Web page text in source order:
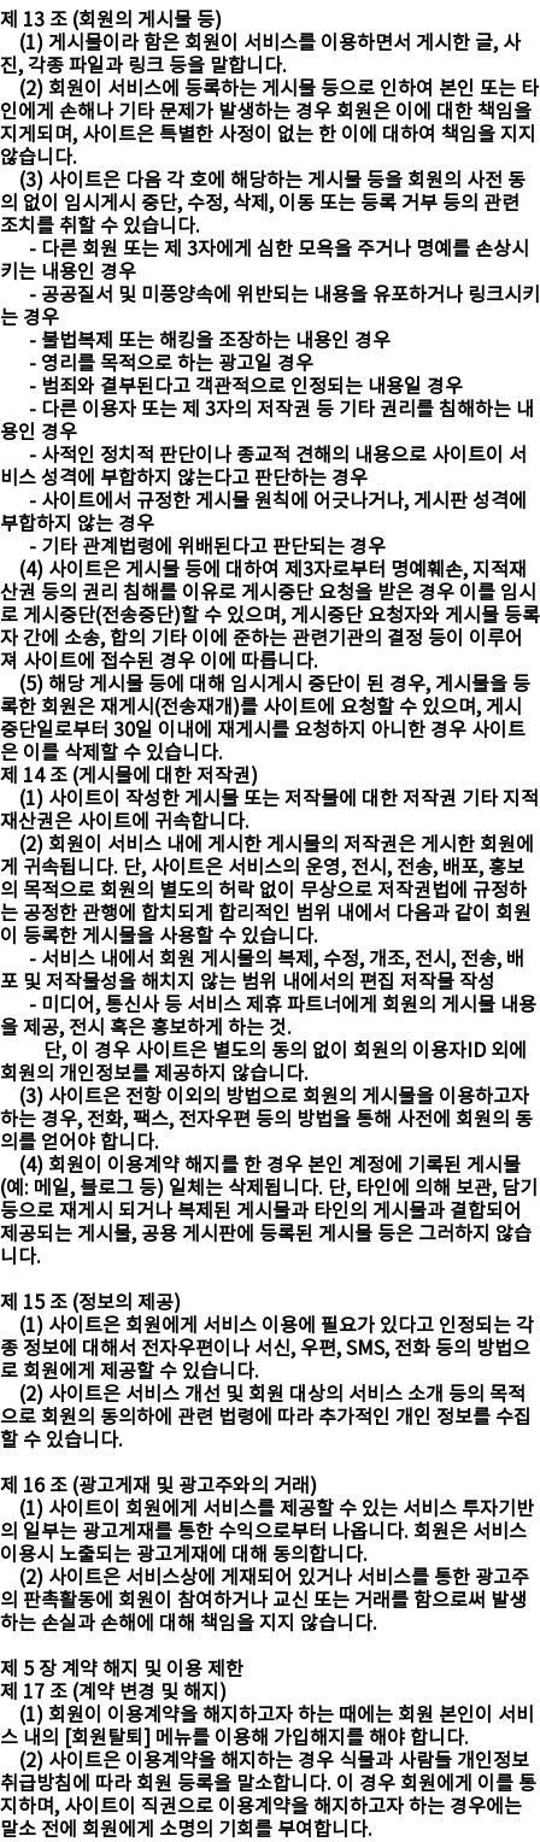
제 13 조 (회원의 게시물 등)
(1) 게시물이라 함은 회원이 서비스를 이용하면서 게시한 글, 사
진, 각종 파일과 링크 등을 말합니다.
(2) 회원이 서비스에 등록하는 게시물 등으로 인하여 본인 또는 타
인에게 손해나 기타 문제가 발생하는 경우 회원은 이에 대한 책임을
지게되며, 사이트은 특별한 사정이 없는 한 이에 대하여 책임을 지지
않습니다.
(3) 사이트은 다음 각 호에 해당하는 게시물 등을 회원의 사전 동
의 없이 임시게시 중단, 수정, 삭제, 이동 또는 등록 거부 등의 관련
조치를 취할 수 있습니다.
- 다른 회원 또는 제 3자에게 심한 모욕을 주거나 명예를 손상시
키는 내용인 경우
- 공공질서 및 미풍양속에 위반되는 내용을 유포하거나 링크시키
는 경우
- 불법복제 또는 해킹을 조장하는 내용인 경우
- 영리를 목적으로 하는 광고일 경우
- 범죄와 결부된다고 객관적으로 인정되는 내용일 경우
- 다른 이용자 또는 제 3자의 저작권 등 기타 권리를 침해하는 내
용인 경우
- 사적인 정치적 판단이나 종교적 견해의 내용으로 사이트이 서
비스 성격에 부합하지 않는다고 판단하는 경우
- 사이트에서 규정한 게시물 원칙에 어긋나거나, 게시판 성격에
부합하지 않는 경우
- 기타 관계법령에 위배된다고 판단되는 경우
(4) 사이트은 게시물 등에 대하여 제3자로부터 명예훼손, 지적재
산권 등의 권리 침해를 이유로 게시중단 요청을 받은 경우 이를 임시
로 게시중단(전송중단)할 수 있으며, 게시중단 요청자와 게시물 등록
자 간에 소송, 합의 기타 이에 준하는 관련기관의 결정 등이 이루어
져 사이트에 접수된 경우 이에 따릅니다.
(5) 해당 게시물 등에 대해 임시게시 중단이 된 경우, 게시물을 등
록한 회원은 재게시(전송재개)를 사이트에 요청할 수 있으며, 게시
중단일로부터 30일 이내에 재게시를 요청하지 아니한 경우 사이트
은 이를 삭제할 수 있습니다.
제 14 조 (게시물에 대한 저작권)
(1) 사이트이 작성한 게시물 또는 저작물에 대한 저작권 기타 지적
재산권은 사이트에 귀속합니다.
(2) 회원이 서비스 내에 게시한 게시물의 저작권은 게시한 회원에
게 귀속됩니다. 단, 사이트은 서비스의 운영, 전시, 전송, 배포, 홍보
의 목적으로 회원의 별도의 허락 없이 무상으로 저작권법에 규정하
는 공정한 관행에 합치되게 합리적인 범위 내에서 다음과 같이 회원
이 등록한 게시물을 사용할 수 있습니다.
- 서비스 내에서 회원 게시물의 복제, 수정, 개조, 전시, 전송, 배
포 및 저작물성을 해치지 않는 범위 내에서의 편집 저작물 작성
- 미디어, 통신사 등 서비스 제휴 파트너에게 회원의 게시물 내용
을 제공, 전시 혹은 홍보하게 하는 것.
단, 이 경우 사이트은 별도의 동의 없이 회원의 이용자ID 외에
회원의 개인정보를 제공하지 않습니다.
(3) 사이트은 전항 이외의 방법으로 회원의 게시물을 이용하고자
하는 경우, 전화, 팩스, 전자우편 등의 방법을 통해 사전에 회원의 동
의를 얻어야 합니다.
(4) 회원이 이용계약 해지를 한 경우 본인 계정에 기록된 게시물
(예: 메일, 블로그 등) 일체는 삭제됩니다. 단, 타인에 의해 보관, 담기
등으로 재게시 되거나 복제된 게시물과 타인의 게시물과 결합되어
제공되는 게시물, 공용 게시판에 등록된 게시물 등은 그러하지 않습
니다.
제 15 조 (정보의 제공)
(1) 사이트은 회원에게 서비스 이용에 필요가 있다고 인정되는 각
종 정보에 대해서 전자우편이나 서신, 우편, SMS, 전화 등의 방법으
로 회원에게 제공할 수 있습니다.
(2) 사이트은 서비스 개선 및 회원 대상의 서비스 소개 등의 목적
으로 회원의 동의하에 관련 법령에 따라 추가적인 개인 정보를 수집
할 수 있습니다.
제 16 조 (광고게재 및 광고주와의 거래)
(1) 사이트이 회원에게 서비스를 제공할 수 있는 서비스 투자기반
의 일부는 광고게재를 통한 수익으로부터 나옵니다. 회원은 서비스
이용시 노출되는 광고게재에 대해 동의합니다.
(2) 사이트은 서비스상에 게재되어 있거나 서비스를 통한 광고주
의 판촉활동에 회원이 참여하거나 교신 또는 거래를 함으로써 발생
하는 손실과 손해에 대해 책임을 지지 않습니다.
제 5 장 계약 해지 및 이용 제한
제 17 조 (계약 변경 및 해지)
(1) 회원이 이용계약을 해지하고자 하는 때에는 회원 본인이 서비
스 내의 [회원탈퇴] 메뉴를 이용해 가입해지를 해야 합니다.
(2) 사이트은 이용계약을 해지하는 경우 식물과 사람들 개인정보
취급방침에 따라 회원 등록을 말소합니다. 이 경우 회원에게 이를 통
지하며, 사이트이 직권으로 이용계약을 해지하고자 하는 경우에는
말소 전에 회원에게 소명의 기회를 부여합니다.